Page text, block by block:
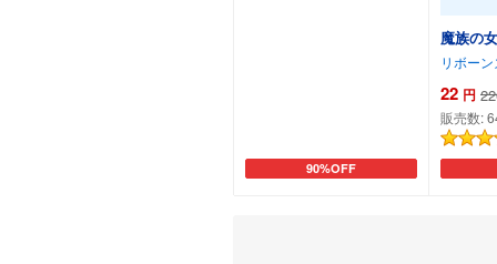
90%OFF
カートに追加
魔族の
リボー
22 円
販売数: